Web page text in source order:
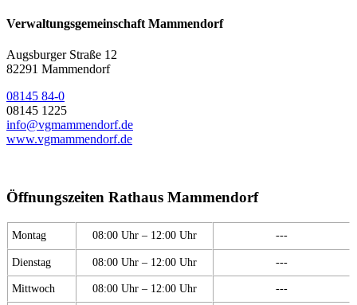
Verwaltungsgemeinschaft Mammendorf
Augsburger Straße 12
82291 Mammendorf
08145 84-0
08145 1225
info@vgmammendorf.de
www.vgmammendorf.de
Öffnungszeiten Rathaus Mammendorf
Montag 08:00 Uhr – 12:00 Uhr ---
Dienstag 08:00 Uhr – 12:00 Uhr ---
Mittwoch 08:00 Uhr – 12:00 Uhr ---